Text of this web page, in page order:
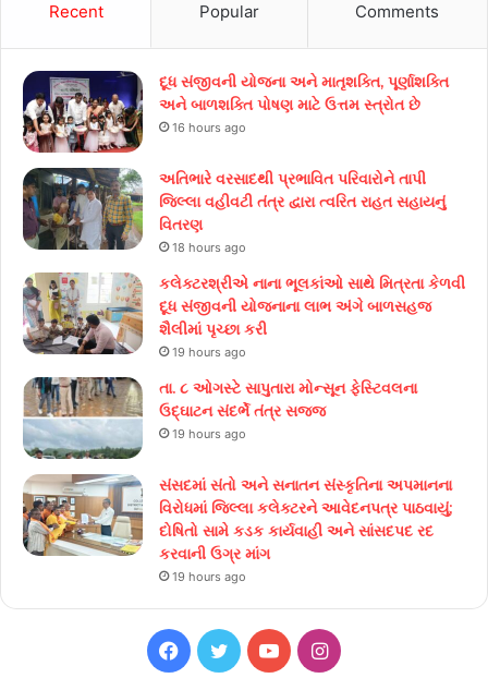
Recent Popular Comments
દૂધ સંજીવની યોજના અને માતૃશક્તિ, પૂર્ણાશક્તિ
અને બાળશક્તિ પોષણ માટે ઉત્તમ સ્ત્રોત છે
16 hours ago
અતિભારે વરસાદથી પ્રભાવિત પરિવારોને તાપી
જિલ્લા વહીવટી તંત્ર દ્વારા ત્વરિત રાહત સહાયનું
વિતરણ
18 hours ago
કલેક્ટરશ્રીએ નાના ભૂલકાંઓ સાથે મિત્રતા કેળવી
દૂધ સંજીવની યોજનાના લાભ અંગે બાળસહજ
શૈલીમાં પૃચ્છા કરી
19 hours ago
તા. ૮ ઓગસ્ટે સાપુતારા મોન્સૂન ફેસ્ટિવલના
ઉદ્ઘાટન સંદર્ભે તંત્ર સજ્જ
19 hours ago
સંસદમાં સંતો અને સનાતન સંસ્કૃતિના અપમાનના
વિરોધમાં જિલ્લા કલેક્ટરને આવેદનપત્ર પાઠવાયું;
દોષિતો સામે કડક કાર્યવાહી અને સાંસદપદ રદ
કરવાની ઉગ્ર માંગ
19 hours ago
Facebook
TwitterYouTubeInstagram